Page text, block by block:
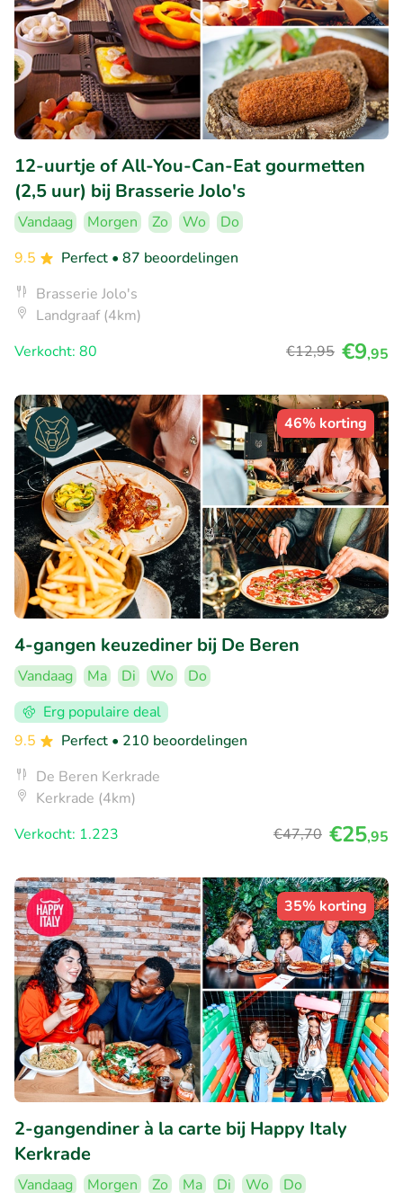
12-uurtje of All-You-Can-Eat gourmetten
(2,5 uur) bij Brasserie Jolo's
Vandaag Morgen Zo Wo
Do
9.5
Perfect • 87 beoordelingen
Brasserie Jolo's
Landgraaf (4km)
Verkocht: 80
€12,95 €9,95
46% korting
4-gangen keuzediner bij De Beren
Vandaag Ma Di Wo
Do
Erg populaire deal
9.5
Perfect • 210 beoordelingen
De Beren Kerkrade
Kerkrade (4km)
Verkocht: 1.223
€47,70 €25,95
35% korting
2-gangendiner à la carte bij Happy Italy
Kerkrade
Vandaag Morgen Zo Ma Di Wo Do